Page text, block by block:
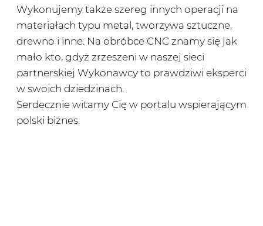
Wykonujemy także szereg innych operacji na
materiałach typu metal, tworzywa sztuczne,
drewno i inne. Na obróbce CNC znamy się jak
mało kto, gdyż zrzeszeni w naszej sieci
partnerskiej Wykonawcy to prawdziwi eksperci
w swoich dziedzinach.
Serdecznie witamy Cię w portalu wspierającym
polski biznes.